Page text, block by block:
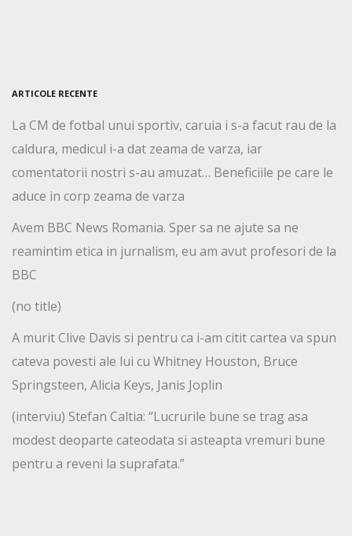
ARTICOLE RECENTE
La CM de fotbal unui sportiv, caruia i s-a facut rau de la
caldura, medicul i-a dat zeama de varza, iar
comentatorii nostri s-au amuzat… Beneficiile pe care le
aduce in corp zeama de varza
Avem BBC News Romania. Sper sa ne ajute sa ne
reamintim etica in jurnalism, eu am avut profesori de la
BBC
(no title)
A murit Clive Davis si pentru ca i-am citit cartea va spun
cateva povesti ale lui cu Whitney Houston, Bruce
Springsteen, Alicia Keys, Janis Joplin
(interviu) Stefan Caltia: “Lucrurile bune se trag asa
modest deoparte cateodata si asteapta vremuri bune
pentru a reveni la suprafata.”